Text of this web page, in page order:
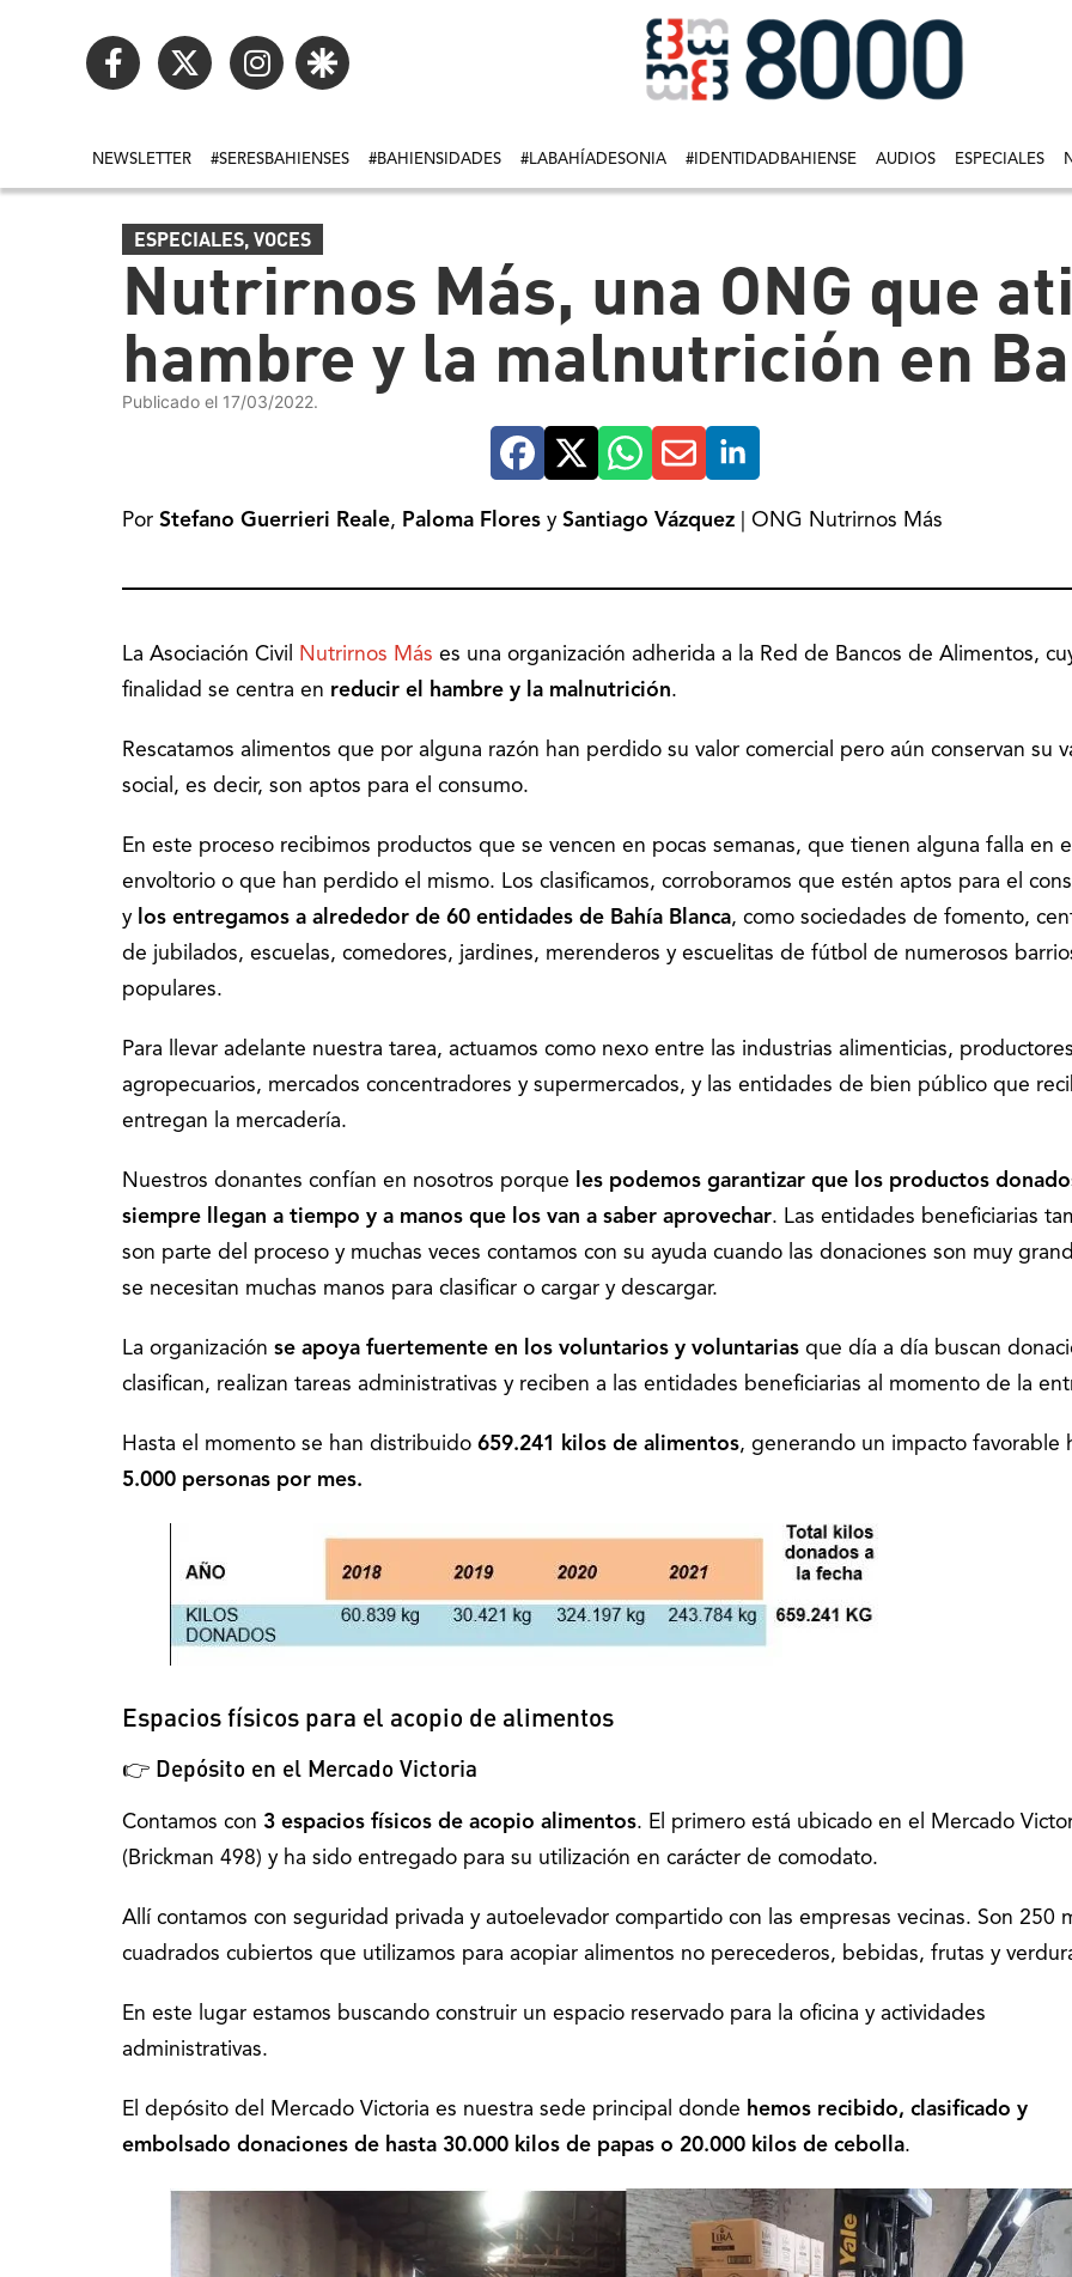
NEWSLETTER #SERESBAHIENSES #BAHIENSIDADES #LABAHÍADESONIA #IDENTIDADBAHIENSE AUDIOS ESPECIALES
ESPECIALES,VOCES
Nutrirnos Más, una ONG que
hambre y la malnutrición en
Publicado el 17/03/2022.
Por Stefano Guerrieri Reale, Paloma Flores y Santiago Vázquez | ONG Nutrirnos Más
La Asociación Civil Nutrirnos Más es una organización adherida a la Red de Bancos de Alimentos,
finalidad se centra en reducir el hambre y la malnutrición.
Rescatamos alimentos que por alguna razón han perdido su valor comercial pero aún conservan su
social, es decir, son aptos para el consumo.
En este proceso recibimos productos que se vencen en pocas semanas, que tienen alguna falla en
envoltorio o que han perdido el mismo. Los clasificamos, corroboramos que estén aptos para el
y los entregamos a alrededor de 60 entidades de Bahía Blanca, como sociedades de fomento,
de jubilados, escuelas, comedores, jardines, merenderos y escuelitas de fútbol de numerosos
populares.
Para llevar adelante nuestra tarea, actuamos como nexo entre las industrias alimenticias,
agropecuarios, mercados concentradores y supermercados, y las entidades de bien público que
entregan la mercadería.
Nuestros donantes confían en nosotros porque
les podemos garantizar que los productos
siempre llegan a tiempo y a manos que los van a saber aprovechar. Las entidades beneficiarias
son parte del proceso y muchas veces contamos con su ayuda cuando las donaciones son muy
se necesitan muchas manos para clasificar o cargar y descargar.
La organización se apoya fuertemente en los voluntarios y voluntarias que día a día buscan
clasifican, realizan tareas administrativas y reciben a las entidades beneficiarias al momento de la
Hasta el momento se han distribuido 659.241 kilos de alimentos, generando un impacto favorable
5.000 personas por mes.
Espacios físicos para el acopio de alimentos
👉 Depósito en el Mercado Victoria
Contamos con 3 espacios físicos de acopio alimentos. El primero está ubicado en el Mercado
(Brickman 498) y ha sido entregado para su utilización en carácter de comodato.
Allí contamos con seguridad privada y autoelevador compartido con las empresas vecinas. Son 250
cuadrados cubiertos que utilizamos para acopiar alimentos no perecederos, bebidas, frutas y
En este lugar estamos buscando construir un espacio reservado para la oficina y actividades
administrativas.
El depósito del Mercado Victoria es nuestra sede principal donde hemos recibido, clasificado y
embolsado donaciones de hasta 30.000 kilos de papas o 20.000 kilos de cebolla.